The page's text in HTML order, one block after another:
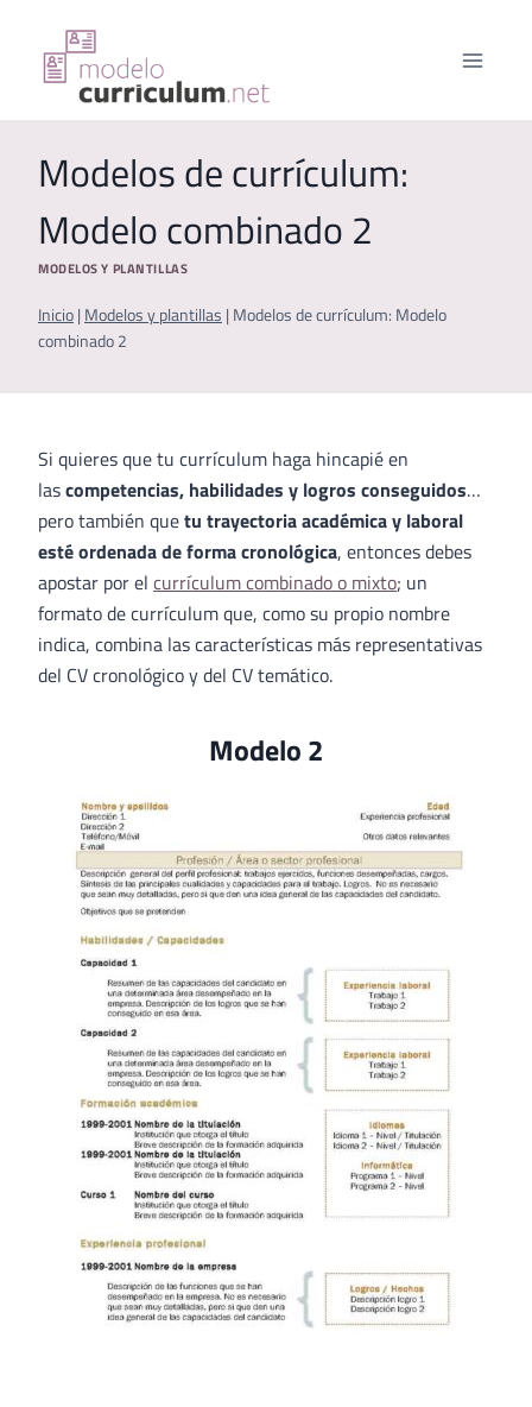
contenido
Modelos de currículum:
Modelo combinado 2
MODELOS Y PLANTILLAS
Inicio | Modelos y plantillas | Modelos de currículum: Modelo
combinado 2
Si quieres que tu currículum haga hincapié en
lascompetencias, habilidades y logros conseguidos…
pero también quetu trayectoria académica y laboral
esté ordenada de forma cronológica, entonces debes
apostar por el currículum combinado o mixto; un
formato de currículum que, como su propio nombre
indica, combina las características más representativas
del CV cronológico y del CV temático.
Modelo 2